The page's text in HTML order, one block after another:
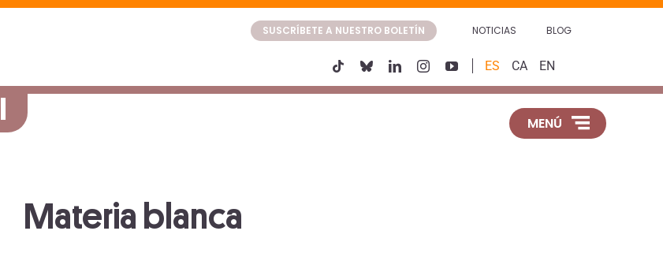
SUSCRÍBETE A NUESTRO BOLETÍN NOTICIAS BLOG
ES CA EN
MENÚ
Materia blanca